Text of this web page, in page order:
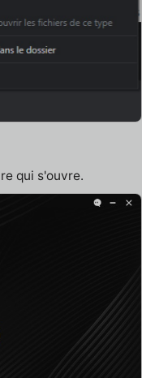
qui s'ouvre.